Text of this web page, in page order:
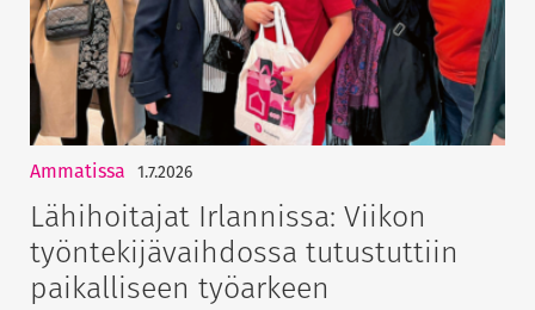
Ammatissa 1.7.2026
Lähihoitajat Irlannissa: Viikon
työntekijävaihdossa tutustuttiin
paikalliseen työarkeen